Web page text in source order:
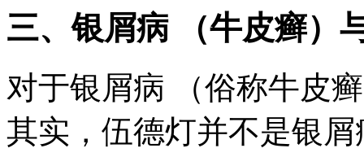
三、银屑病 （牛皮癣）
对于银屑病 （俗称牛皮
其实，伍德灯并不是银